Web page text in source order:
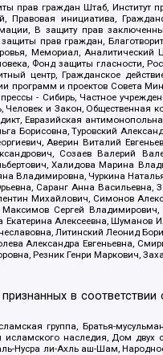
прав граждан Штаб, Институт
инициатива,
В защиту прав
прав граждан,
Мемориал,
Фонд защиты гласности,
центр, Гражданское
и проектов Совета
- Сибирь, Частное
и Закон, Общественная
Евразийская
Туровский
Аверин Виталий
Созаев Валерий
Халидова Марина
Владимировна, Чуркина
Саранг Анна Васильевна,
Михайлович, Симонов
Сергей Владимирович,
Алексеевна, Шуманов
Литинский Леонид
Александра Евгеньевна,
Резник Генри Маркович,
в
группа, Братья-
исламского наследия, Дом
Нусра ли-Ахль аш-Шам,